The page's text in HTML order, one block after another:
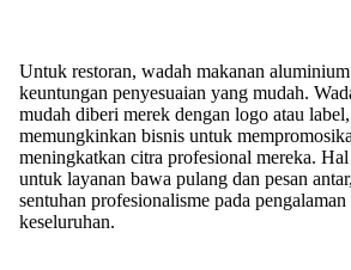
Untuk restoran, wadah makanan
keuntungan penyesuaian yang mudah.
mudah diberi merek dengan logo atau
memungkinkan bisnis untuk
meningkatkan citra profesional mereka.
untuk layanan bawa pulang dan pesan
sentuhan profesionalisme pada pengalaman
keseluruhan.